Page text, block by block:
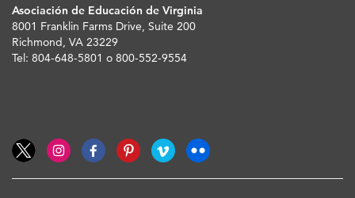
Asociación de Educación de Virginia
8001 Franklin Farms Drive, Suite 200
Richmond, VA 23229
Tel: 804-648-5801 o 800-552-9554